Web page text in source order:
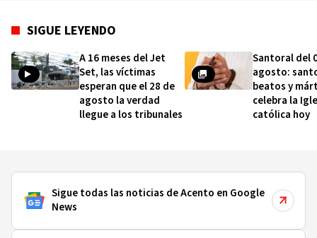
SIGUE LEYENDO
A 16 meses del Jet
Set, las víctimas
esperan que el 28 de
agosto la verdad
llegue a los tribunales
Santoral del
agosto:
beatos y
celebra la
católica hoy
Sigue todas las noticias de Acento en Google
News